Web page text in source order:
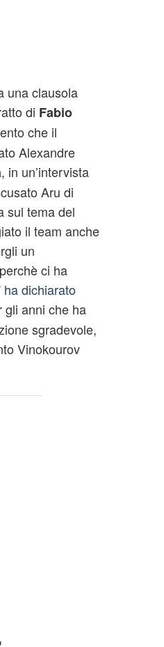
una clausola
di Fabio
che il
Alexandre
, in un’intervista
Aru di
sul tema del
il team anche
un
ci ha
ha dichiarato
gli anni che ha
sgradevole,
Vinokourov